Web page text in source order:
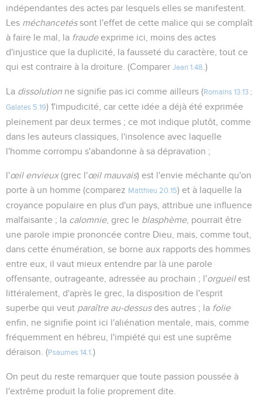
indépendantes des actes par lesquels elles se manifestent.
Les méchancetéssont l'effet de cette malice qui se complaît
à faire le mal, la fraudeexprime ici, moins des actes
d'injustice que la duplicité, la fausseté du caractère, tout ce
qui est contraire à la droiture. (Comparer Jean 1.48 .)
La dissolution ne signifie pas ici comme ailleurs (Romains 13.13 ;
Galates 5.19) 1'impudicité, car cette idée a déjà été exprimée
pleinement par deux termes ; ce mot indique plutôt, comme
dans les auteurs classiques, l'insolence avec laquelle
l'homme corrompu s'abandonne à sa dépravation ;
l'œil envieux(grec l'œil mauvais) est l'envie méchante qu'on
porte à un homme (comparez Matthieu 20.15) et à laquelle la
croyance populaire en plus d'un pays, attribue une influence
malfaisante ; la calomnie, grec le blasphème, pourrait être
une parole impie prononcée contre Dieu, mais, comme tout,
dans cette énumération, se borne aux rapports des hommes
entre eux, il vaut mieux entendre par là une parole
offensante, outrageante, adressée au prochain ; l'orgueilest
littéralement, d'après le grec, la disposition de l'esprit
superbe qui veut paraître au-dessusdes autres ; la folie
enfin, ne signifie point ici l'aliénation mentale, mais, comme
fréquemment en hébreu, l'impiété qui est une suprême
déraison. (Psaumes 14.1 .)
On peut du reste remarquer que toute passion poussée à
l'extrême produit la folie proprement dite.